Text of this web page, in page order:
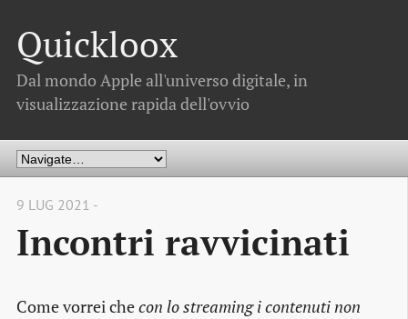
Quickloox
Dal mondo Apple all'universo digitale, in
visualizzazione rapida dell'ovvio
9 LUG 2021 -
Incontri ravvicinati
Come vorrei checon lo streaming i contenuti non